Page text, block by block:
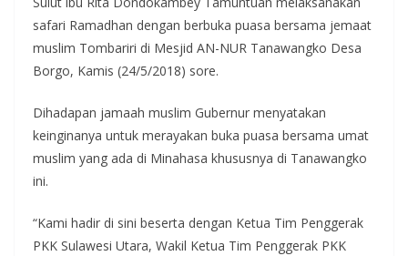
safari Ramadhan dengan berbuka puasa bersama jemaat
muslim Tombariri di Mesjid AN-NUR Tanawangko Desa
Borgo, Kamis (24/5/2018) sore.
Dihadapan jamaah muslim Gubernur menyatakan
keinginanya untuk merayakan buka puasa bersama umat
muslim yang ada di Minahasa khususnya di Tanawangko
ini.
“Kami hadir di sini beserta dengan Ketua Tim Penggerak
PKK Sulawesi Utara, Wakil Ketua Tim Penggerak PKK